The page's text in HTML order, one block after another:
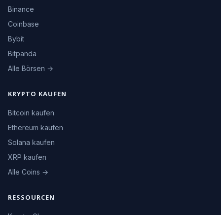
Binance
Coinbase
Bybit
Bitpanda
Alle Börsen →
KRYPTO KAUFEN
Bitcoin kaufen
Ethereum kaufen
Solana kaufen
XRP kaufen
Alle Coins →
RESSOURCEN